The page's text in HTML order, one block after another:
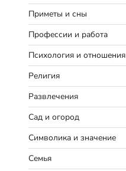
Приметы и сны
Профессии и работа
Психология и отношения
Религия
Развлечения
Сад и огород
Символика и значение
Семья